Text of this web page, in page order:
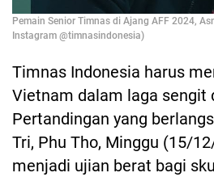
Pemain Senior Timnas di Ajang AFF 2024,
Instagram @timnasindonesia)
Timnas Indonesia harus
Vietnam dalam laga sengit
Pertandingan yang
Tri, Phu Tho, Minggu (15/
menjadi ujian berat bagi